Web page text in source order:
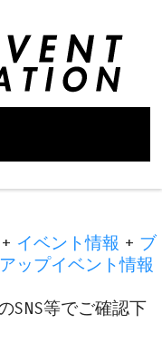
+ イベント情報 + ブ
ップイベント情報
SNS等でご確認下